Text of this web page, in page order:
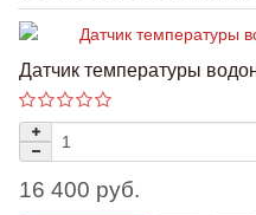
Датчик температуры
16 400 руб.